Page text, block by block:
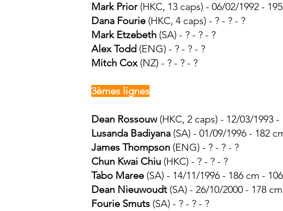
Mark Prior (HKC, 13 caps) - 06/02/1992 -
Dana Fourie (HKC, 4 caps) - ? - ? - ?
Mark Etzebeth (SA) - ? - ? - ?
Alex Todd (ENG) - ? - ? - ?
Mitch Cox(NZ) - ? - ? - ?
3èmes lignes
Dean Rossouw (HKC, 2 caps) - 12/03/1993
Lusanda Badiyana (SA) - 01/09/1996 - 182
James Thompson (ENG) - ? - ? - ?
Chun Kwai Chiu (HKC) - ? - ? - ?
Tabo Maree (SA) - 14/11/1996 - 186 cm -
Dean Nieuwoudt (SA) - 26/10/2000 - 178
Fourie Smuts (SA) - ? - ? - ?